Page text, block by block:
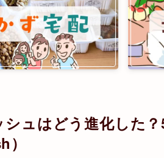
シュはどう進化した